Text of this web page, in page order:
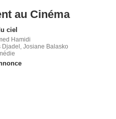
au Cinéma
ciel
Hamidi
Djadel, Josiane Balasko